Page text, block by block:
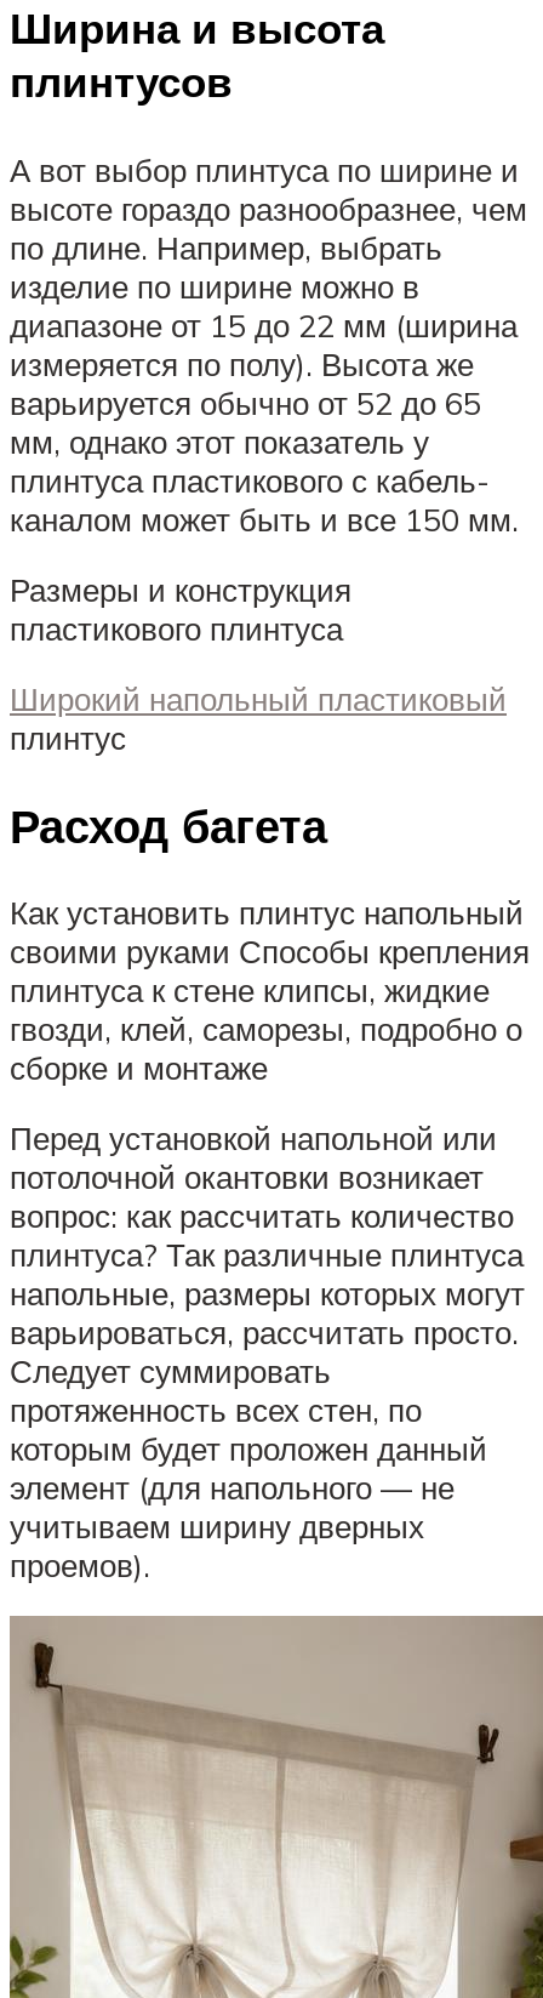
Ширина и высота
плинтусов
А вот выбор плинтуса по ширине и
высоте гораздо разнообразнее, чем
по длине. Например, выбрать
изделие по ширине можно в
диапазоне от 15 до 22 мм (ширина
измеряется по полу). Высота же
варьируется обычно от 52 до 65
мм, однако этот показатель у
плинтуса пластикового с кабель-
каналом может быть и все 150 мм.
Размеры и конструкция
пластикового плинтуса
Широкий напольный пластиковый
плинтус
Расход багета
Как установить плинтус напольный
своими руками Способы крепления
плинтуса к стене клипсы, жидкие
гвозди, клей, саморезы, подробно о
сборке и монтаже
Перед установкой напольной или
потолочной окантовки возникает
вопрос: как рассчитать количество
плинтуса? Так различные плинтуса
напольные, размеры которых могут
варьироваться, рассчитать просто.
Следует суммировать
протяженность всех стен, по
которым будет проложен данный
элемент (для напольного — не
учитываем ширину дверных
проемов).